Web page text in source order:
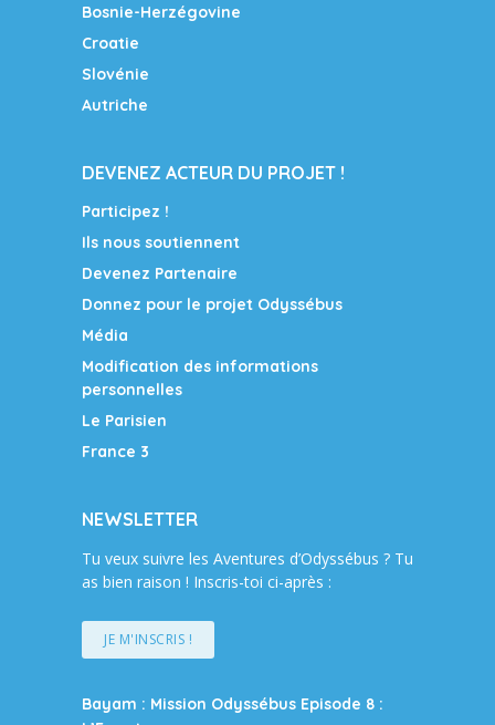
Bosnie-Herzégovine
Croatie
Slovénie
Autriche
DEVENEZ ACTEUR DU PROJET !
Participez !
Ils nous soutiennent
Devenez Partenaire
Donnez pour le projet Odyssébus
Média
Modification des informations
personnelles
Le Parisien
France 3
NEWSLETTER
Tu veux suivre les Aventures d’Odyssébus ? Tu
as bien raison ! Inscris-toi ci-après :
JE M'INSCRIS !
Bayam : Mission Odyssébus Episode 8 :